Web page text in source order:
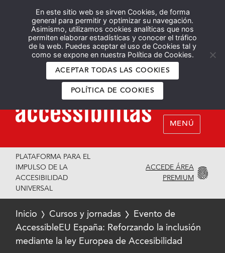
En este sitio web se sirven Cookies, de forma
general para permitir y optimizar su navegación.
Asimismo, utilizamos cookies analíticas que nos
permiten elaborar estadísticas y conocer el tráfico
de la web. Puedes aceptar el uso de Cookies tal y
como se expone en nuestra Política de Cookies.
ACEPTAR TODAS LAS COOKIES
POLÍTICA DE COOKIES
Español English
MENÚ
PLATAFORMA PARA EL
IMPULSO DE LA
ACCESIBILIDAD
UNIVERSAL
ACCEDE ÁREA
PREMIUM
Inicio Cursos y jornadas
Evento de
AccessibleEU España: Reforzando la inclusión
mediante la ley Europea de Accesibilidad